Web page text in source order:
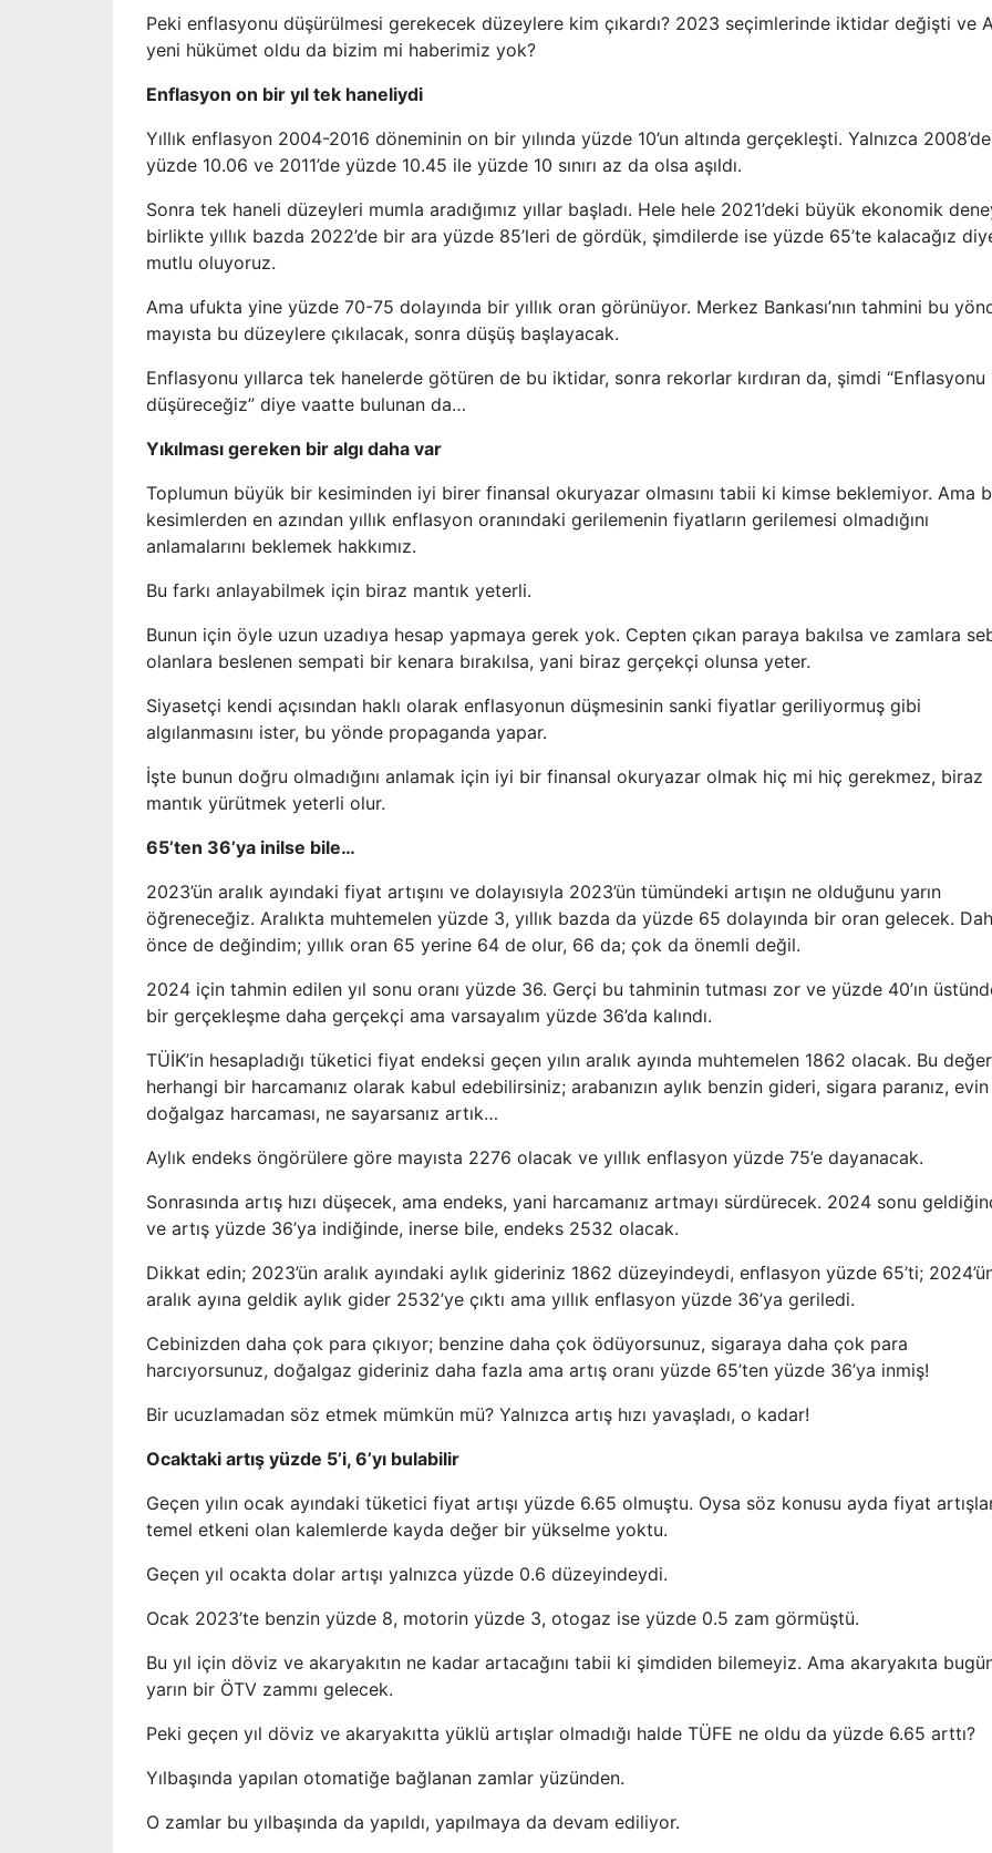
Peki enflasyonu düşürülmesi gerekecek düzeylere kim çıkardı? 2023 seçimlerinde iktidar değişti ve
yeni hükümet oldu da bizim mi haberimiz yok?
Enflasyon on bir yıl tek haneliydi
Yıllık enflasyon 2004-2016 döneminin on bir yılında yüzde 10’un altında gerçekleşti. Yalnızca 2008’de
yüzde 10.06 ve 2011’de yüzde 10.45 ile yüzde 10 sınırı az da olsa aşıldı.
Sonra tek haneli düzeyleri mumla aradığımız yıllar başladı. Hele hele 2021’deki büyük ekonomik
birlikte yıllık bazda 2022’de bir ara yüzde 85’leri de gördük, şimdilerde ise yüzde 65’te kalacağız
mutlu oluyoruz.
Ama ufukta yine yüzde 70-75 dolayında bir yıllık oran görünüyor. Merkez Bankası’nın tahmini bu
mayısta bu düzeylere çıkılacak, sonra düşüş başlayacak.
Enflasyonu yıllarca tek hanelerde götüren de bu iktidar, sonra rekorlar kırdıran da, şimdi “Enflasyonu
düşüreceğiz” diye vaatte bulunan da…
Yıkılması gereken bir algı daha var
Toplumun büyük bir kesiminden iyi birer finansal okuryazar olmasını tabii ki kimse beklemiyor. Ama
kesimlerden en azından yıllık enflasyon oranındaki gerilemenin fiyatların gerilemesi olmadığını
anlamalarını beklemek hakkımız.
Bu farkı anlayabilmek için biraz mantık yeterli.
Bunun için öyle uzun uzadıya hesap yapmaya gerek yok. Cepten çıkan paraya bakılsa ve zamlara
olanlara beslenen sempati bir kenara bırakılsa, yani biraz gerçekçi olunsa yeter.
Siyasetçi kendi açısından haklı olarak enflasyonun düşmesinin sanki fiyatlar geriliyormuş gibi
algılanmasını ister, bu yönde propaganda yapar.
İşte bunun doğru olmadığını anlamak için iyi bir finansal okuryazar olmak hiç mi hiç gerekmez, biraz
mantık yürütmek yeterli olur.
65’ten 36’ya inilse bile…
2023’ün aralık ayındaki fiyat artışını ve dolayısıyla 2023’ün tümündeki artışın ne olduğunu yarın
öğreneceğiz. Aralıkta muhtemelen yüzde 3, yıllık bazda da yüzde 65 dolayında bir oran gelecek.
önce de değindim; yıllık oran 65 yerine 64 de olur, 66 da; çok da önemli değil.
2024 için tahmin edilen yıl sonu oranı yüzde 36. Gerçi bu tahminin tutması zor ve yüzde 40’ın
bir gerçekleşme daha gerçekçi ama varsayalım yüzde 36’da kalındı.
TÜİK’in hesapladığı tüketici fiyat endeksi geçen yılın aralık ayında muhtemelen 1862 olacak. Bu
herhangi bir harcamanız olarak kabul edebilirsiniz; arabanızın aylık benzin gideri, sigara paranız, evin
doğalgaz harcaması, ne sayarsanız artık…
Aylık endeks öngörülere göre mayısta 2276 olacak ve yıllık enflasyon yüzde 75’e dayanacak.
Sonrasında artış hızı düşecek, ama endeks, yani harcamanız artmayı sürdürecek. 2024 sonu
ve artış yüzde 36’ya indiğinde, inerse bile, endeks 2532 olacak.
Dikkat edin; 2023’ün aralık ayındaki aylık gideriniz 1862 düzeyindeydi, enflasyon yüzde 65’ti;
aralık ayına geldik aylık gider 2532’ye çıktı ama yıllık enflasyon yüzde 36’ya geriledi.
Cebinizden daha çok para çıkıyor; benzine daha çok ödüyorsunuz, sigaraya daha çok para
harcıyorsunuz, doğalgaz gideriniz daha fazla ama artış oranı yüzde 65’ten yüzde 36’ya inmiş!
Bir ucuzlamadan söz etmek mümkün mü? Yalnızca artış hızı yavaşladı, o kadar!
Ocaktaki artış yüzde 5’i, 6’yı bulabilir
Geçen yılın ocak ayındaki tüketici fiyat artışı yüzde 6.65 olmuştu. Oysa söz konusu ayda fiyat
temel etkeni olan kalemlerde kayda değer bir yükselme yoktu.
Geçen yıl ocakta dolar artışı yalnızca yüzde 0.6 düzeyindeydi.
Ocak 2023’te benzin yüzde 8, motorin yüzde 3, otogaz ise yüzde 0.5 zam görmüştü.
Bu yıl için döviz ve akaryakıtın ne kadar artacağını tabii ki şimdiden bilemeyiz. Ama akaryakıta
yarın bir ÖTV zammı gelecek.
Peki geçen yıl döviz ve akaryakıtta yüklü artışlar olmadığı halde TÜFE ne oldu da yüzde 6.65 arttı?
Yılbaşında yapılan otomatiğe bağlanan zamlar yüzünden.
O zamlar bu yılbaşında da yapıldı, yapılmaya da devam ediliyor.